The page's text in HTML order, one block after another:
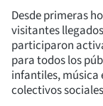
Desde primeras
visitantes
participaron
para todos los
infantiles, música
colectivos